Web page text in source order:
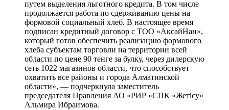
путем выделения льготного кредита. В том числе
продолжается работа по сдерживанию цены на
формовой социальный хлеб. В настоящее время
подписан кредитный договор с ТОО «АксайНан»,
который готов обеспечить реализацию формового
хлеба субъектам торговли на территории всей
области по цене 90 тенге за булку, через дилерскую
сеть 1022 магазинов области, что способствует
охватить все районы и города Алматинской
области», — подчеркнула заместитель
председателя Правления АО «РИР «СПК «Жетісу»
Альмира Ибраимова.